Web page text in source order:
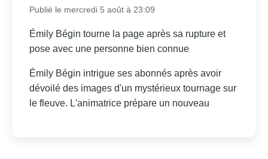
Publié le mercredi 5 août à 23:09
Émily Bégin tourne la page après sa rupture et
pose avec une personne bien connue
Émily Bégin intrigue ses abonnés après avoir
dévoilé des images d'un mystérieux tournage sur
le fleuve. L'animatrice prépare un nouveau